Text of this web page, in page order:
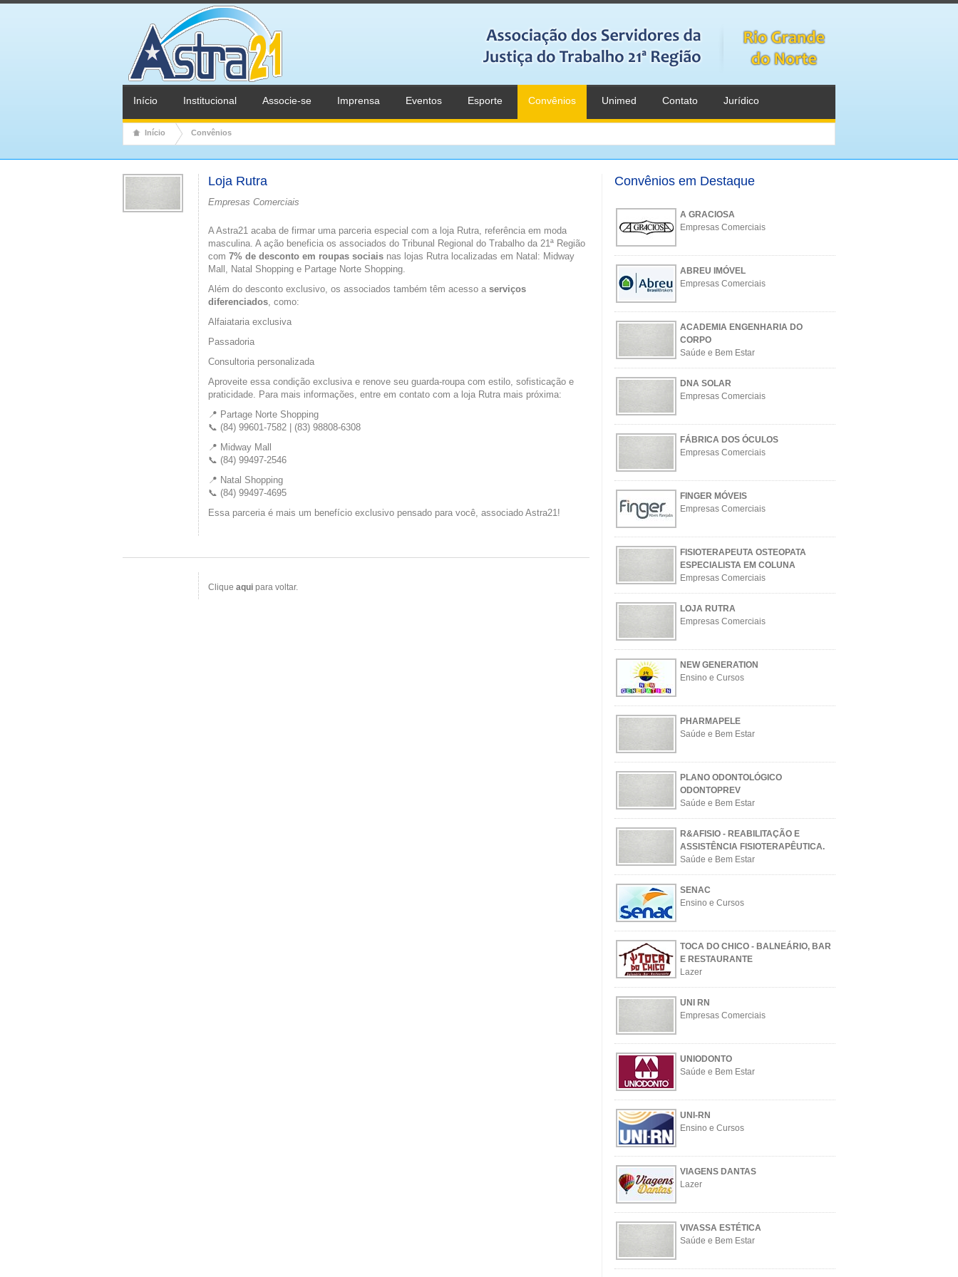
Início Institucional Associe-se Imprensa Eventos Esporte Convênios Unimed Contato Jurídico
Início Convênios
Loja Rutra
Empresas Comerciais
A Astra21 acaba de firmar uma parceria especial com a loja Rutra, referência em moda
masculina. A ação beneficia os associados do Tribunal Regional do Trabalho da 21ª Região
com 7% de desconto em roupas sociais nas lojas Rutra localizadas em Natal: Midway
Mall, Natal Shopping e Partage Norte Shopping.
Além do desconto exclusivo, os associados também têm acesso a serviços
diferenciados, como:
Alfaiataria exclusiva
Passadoria
Consultoria personalizada
Aproveite essa condição exclusiva e renove seu guarda-roupa com estilo, sofisticação e
praticidade. Para mais informações, entre em contato com a loja Rutra mais próxima:
📍 Partage Norte Shopping
📞 (84) 99601-7582 | (83) 98808-6308
📍 Midway Mall
📞 (84) 99497-2546
📍 Natal Shopping
📞 (84) 99497-4695
Essa parceria é mais um benefício exclusivo pensado para você, associado Astra21!
Clique aqui para voltar.
Convênios em Destaque
A GRACIOSA
Empresas Comerciais
ABREU IMÓVEL
Empresas Comerciais
ACADEMIA ENGENHARIA DO
CORPO
Saúde e Bem Estar
DNA SOLAR
Empresas Comerciais
FÁBRICA DOS ÓCULOS
Empresas Comerciais
FINGER MÓVEIS
Empresas Comerciais
FISIOTERAPEUTA OSTEOPATA
ESPECIALISTA EM COLUNA
Empresas Comerciais
LOJA RUTRA
Empresas Comerciais
NEW GENERATION
Ensino e Cursos
PHARMAPELE
Saúde e Bem Estar
PLANO ODONTOLÓGICO
ODONTOPREV
Saúde e Bem Estar
R&AFISIO - REABILITAÇÃO E
ASSISTÊNCIA FISIOTERAPÊUTICA.
Saúde e Bem Estar
SENAC
Ensino e Cursos
TOCA DO CHICO - BALNEÁRIO, BAR
E RESTAURANTE
Lazer
UNI RN
Empresas Comerciais
UNIODONTO
Saúde e Bem Estar
UNI-RN
Ensino e Cursos
VIAGENS DANTAS
Lazer
VIVASSA ESTÉTICA
Saúde e Bem Estar